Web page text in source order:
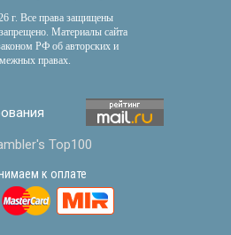
г. Все права защищены
Материалы сайта
РФ об авторских и
правах.
к оплате